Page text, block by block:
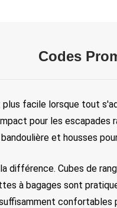
Codes
plus facile lorsque tout
pour les
et housses
différence. Cubes de
à bagages sont